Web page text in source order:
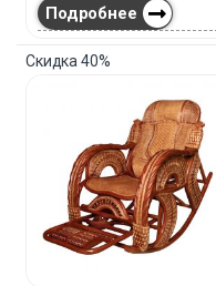
Подробнее
Скидка40%